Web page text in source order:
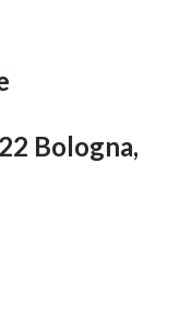
Bologna,